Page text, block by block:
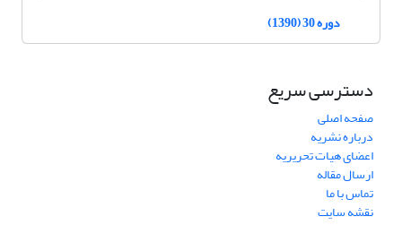
دوره 30 (1390)
دسترسی سریع
صفحه اصلی
درباره نشریه
اعضای هیات تحریریه
ارسال مقاله
تماس با ما
نقشه سایت